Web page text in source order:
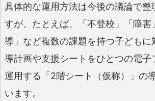
具体的な運用方法は今後の議論で整
すが、たとえば、「不登校」「障害
導」など複数の課題を持つ子どもに
導計画や支援シートをひとつの電子
運用する「2階シート（仮称）」の
います。